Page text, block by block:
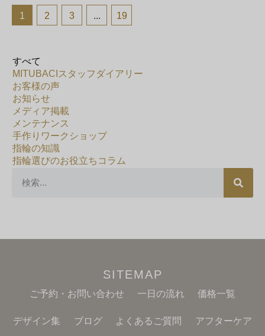
1 2 3 ... 19
MITUBACIスタッフダイアリー
お客様の声
お知らせ
メディア掲載
メンテナンス
手作りワークショップ
指輪の知識
指輪選びのお役立ちコラム
すべて
SITEMAP
ご予約・お問い合わせ 一日の流れ 価格一覧
デザイン集 ブログ よくあるご質問 アフターケア